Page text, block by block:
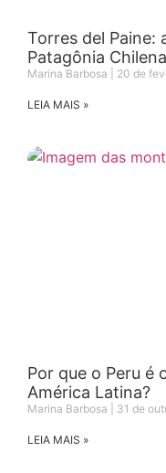
Torres del Paine:
Patagônia Chilena
Marina Barbosa 20 de
LEIA MAIS »
Por que o Peru é
América Latina?
Marina Barbosa 31 de
LEIA MAIS »